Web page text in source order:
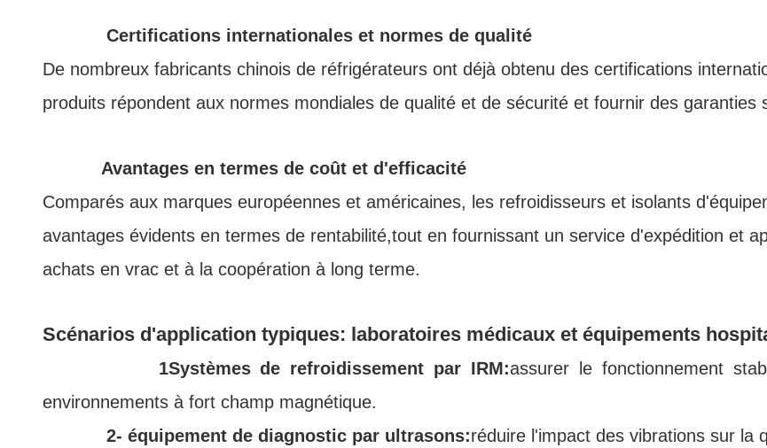
Certifications internationales et normes de qualité
De nombreux fabricants chinois de réfrigérateurs ont déjà obtenu des certifications
produits répondent aux normes mondiales de qualité et de sécurité et fournir des garanties
Avantages en termes de coût et d'efficacité
Comparés aux marques européennes et américaines, les refroidisseurs et isolants
avantages évidents en termes de rentabilité,tout en fournissant un service d'expédition et
achats en vrac et à la coopération à long terme.
Scénarios d'application typiques: laboratoires médicaux et équipements
1Systèmes de refroidissement par IRM:assurer le fonctionnement
environnements à fort champ magnétique.
2- équipement de diagnostic par ultrasons:réduire l'impact des vibrations sur la